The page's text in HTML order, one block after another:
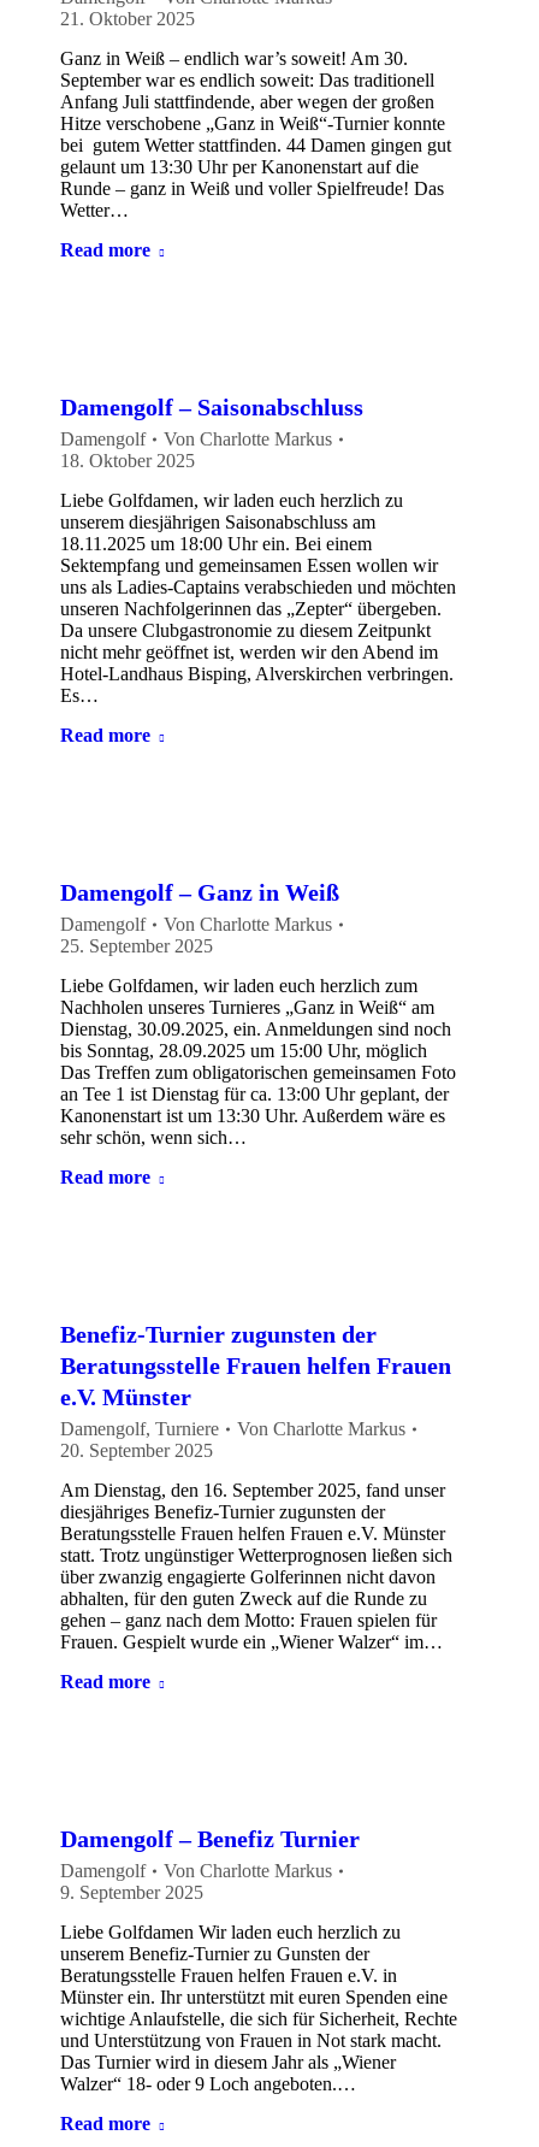
21. Oktober 2025
Ganz in Weiß – endlich war’s soweit! Am 30.
September war es endlich soweit: Das traditionell
Anfang Juli stattfindende, aber wegen der großen
Hitze verschobene „Ganz in Weiß“-Turnier konnte
bei gutem Wetter stattfinden. 44 Damen gingen gut
gelaunt um 13:30 Uhr per Kanonenstart auf die
Runde – ganz in Weiß und voller Spielfreude! Das
Wetter…
Read more
Damengolf – Saisonabschluss
Damengolf Von Charlotte Markus
18. Oktober 2025
Liebe Golfdamen, wir laden euch herzlich zu
unserem diesjährigen Saisonabschluss am
18.11.2025 um 18:00 Uhr ein. Bei einem
Sektempfang und gemeinsamen Essen wollen wir
uns als Ladies-Captains verabschieden und möchten
unseren Nachfolgerinnen das „Zepter“ übergeben.
Da unsere Clubgastronomie zu diesem Zeitpunkt
nicht mehr geöffnet ist, werden wir den Abend im
Hotel-Landhaus Bisping, Alverskirchen verbringen.
Es…
Read more
Damengolf – Ganz in Weiß
Damengolf Von Charlotte Markus
25. September 2025
Liebe Golfdamen, wir laden euch herzlich zum
Nachholen unseres Turnieres „Ganz in Weiß“ am
Dienstag, 30.09.2025, ein. Anmeldungen sind noch
bis Sonntag, 28.09.2025 um 15:00 Uhr, möglich
Das Treffen zum obligatorischen gemeinsamen Foto
an Tee 1 ist Dienstag für ca. 13:00 Uhr geplant, der
Kanonenstart ist um 13:30 Uhr. Außerdem wäre es
sehr schön, wenn sich…
Read more
Benefiz-Turnier zugunsten der
Beratungsstelle Frauen helfen Frauen
e.V. Münster
Damengolf, Turniere Von Charlotte Markus
20. September 2025
Am Dienstag, den 16. September 2025, fand unser
diesjähriges Benefiz-Turnier zugunsten der
Beratungsstelle Frauen helfen Frauen e.V. Münster
statt. Trotz ungünstiger Wetterprognosen ließen sich
über zwanzig engagierte Golferinnen nicht davon
abhalten, für den guten Zweck auf die Runde zu
gehen – ganz nach dem Motto: Frauen spielen für
Frauen. Gespielt wurde ein „Wiener Walzer“ im…
Read more
Damengolf – Benefiz Turnier
Damengolf Von Charlotte Markus
9. September 2025
Liebe Golfdamen Wir laden euch herzlich zu
unserem Benefiz-Turnier zu Gunsten der
Beratungsstelle Frauen helfen Frauen e.V. in
Münster ein. Ihr unterstützt mit euren Spenden eine
wichtige Anlaufstelle, die sich für Sicherheit, Rechte
und Unterstützung von Frauen in Not stark macht.
Das Turnier wird in diesem Jahr als „Wiener
Walzer“ 18- oder 9 Loch angeboten.…
Read more